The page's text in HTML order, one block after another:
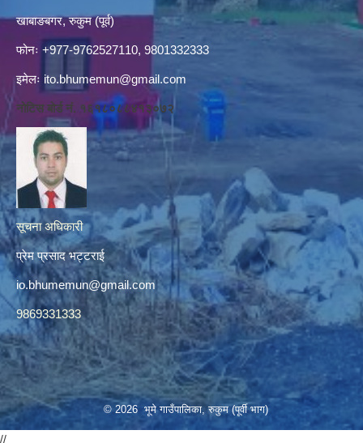
खाबाङबगर, रुकुम (पूर्व)
फोनः +977-9762527110, 9801332333
इमेलः ito.bhumemun@gmail.com
नोटिस बोर्ड नं. १६१८०८८४१३०७२
सूचना अधिकारी
प्रेम प्रसाद भट्टराई
io.bhumemun@gmail.com
9869331333
© 2026 भूमे गाउँपालिका, रुकुम (पूर्वी भाग)
//